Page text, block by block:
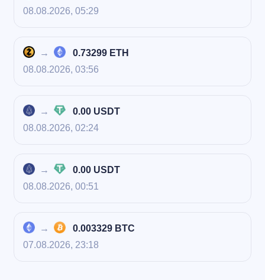
08.08.2026, 05:29
→
0.73299 ETH
08.08.2026, 03:56
→
0.00 USDT
08.08.2026, 02:24
→
0.00 USDT
08.08.2026, 00:51
→
0.003329 BTC
07.08.2026, 23:18